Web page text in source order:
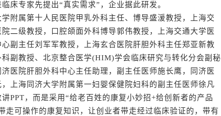
床专家先提出“真实需求”，企业据此研发。
属第十人民医院甲乳外科主任、博导盛湲教授，上海交
二级教授，口腔颌面外科博导郭伟教授，上海交通大学医
副主任刘军军教授，上海玄合医院肝胆外科主任郑亚新教
副教授、北京整合医学(HIM)学会临床研究与转化分会副秘
医院肝胆外科中心主任助理，副主任医师施长鹰，同济医
上海同济大学附属第一妇婴保健院妇科的副主任医师徐凡
PPT，而是采用“给老百姓的康复小妙招+给创新者的产品
走可操作的康复知识，让创业者带走经过临床验证的，带有